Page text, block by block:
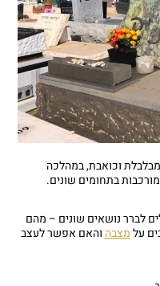
וכואבת, במהלכה
בתחומים שונים.
לברר נושאים שונים – מהם
עלמצבהוהאם אפשר לעצב